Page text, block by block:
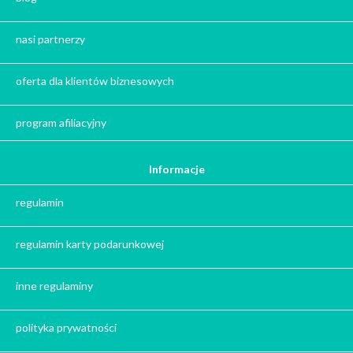
Zima
Herbata - podziękowanie dla gości
Ile gram ma łyżeczka do herbaty?
Prezent na święta
Prezent dla chłopaka na święta
nasi partnerzy
oferta dla klientów biznesowych
program afiliacyjny
Informacje
regulamin
regulamin karty podarunkowej
inne regulaminy
polityka prywatności